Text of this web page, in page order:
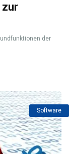
zur
der
Software